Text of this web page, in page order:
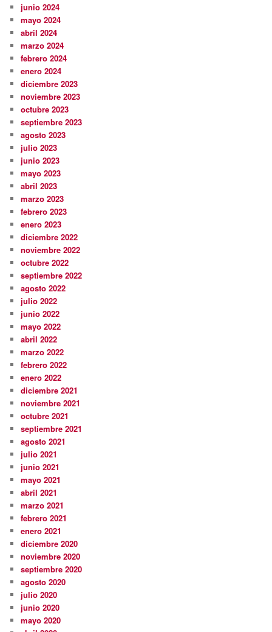
junio 2024
mayo 2024
abril 2024
marzo 2024
febrero 2024
enero 2024
diciembre 2023
noviembre 2023
octubre 2023
septiembre 2023
agosto 2023
julio 2023
junio 2023
mayo 2023
abril 2023
marzo 2023
febrero 2023
enero 2023
diciembre 2022
noviembre 2022
octubre 2022
septiembre 2022
agosto 2022
julio 2022
junio 2022
mayo 2022
abril 2022
marzo 2022
febrero 2022
enero 2022
diciembre 2021
noviembre 2021
octubre 2021
septiembre 2021
agosto 2021
julio 2021
junio 2021
mayo 2021
abril 2021
marzo 2021
febrero 2021
enero 2021
diciembre 2020
noviembre 2020
septiembre 2020
agosto 2020
julio 2020
junio 2020
mayo 2020